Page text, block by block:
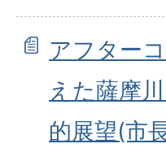
アフター
えた薩摩
的展望(市